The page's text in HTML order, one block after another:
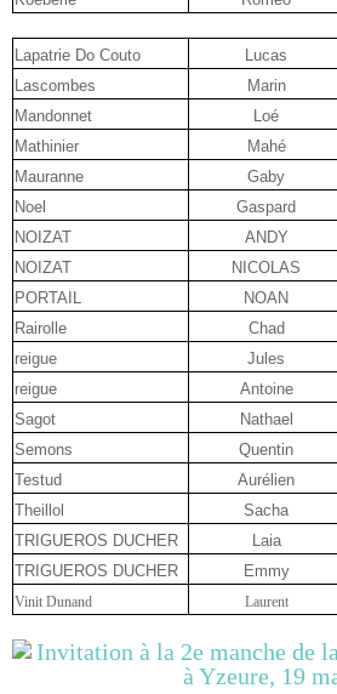
Lapatrie Do Couto Lucas
Lascombes
Marin
Mandonnet
Loé
Mathinier
Mahé
Mauranne
Gaby
Noel
Gaspard
NOIZAT
ANDY
NOIZAT
NICOLAS
PORTAIL
NOAN
Rairolle
Chad
reigue
Jules
reigue
Antoine
Sagot
Nathael
Semons
Quentin
Testud
Aurélien
Theillol
Sacha
TRIGUEROS DUCHER
Laia
TRIGUEROS DUCHER
Emmy
Vinit Dunand Laurent